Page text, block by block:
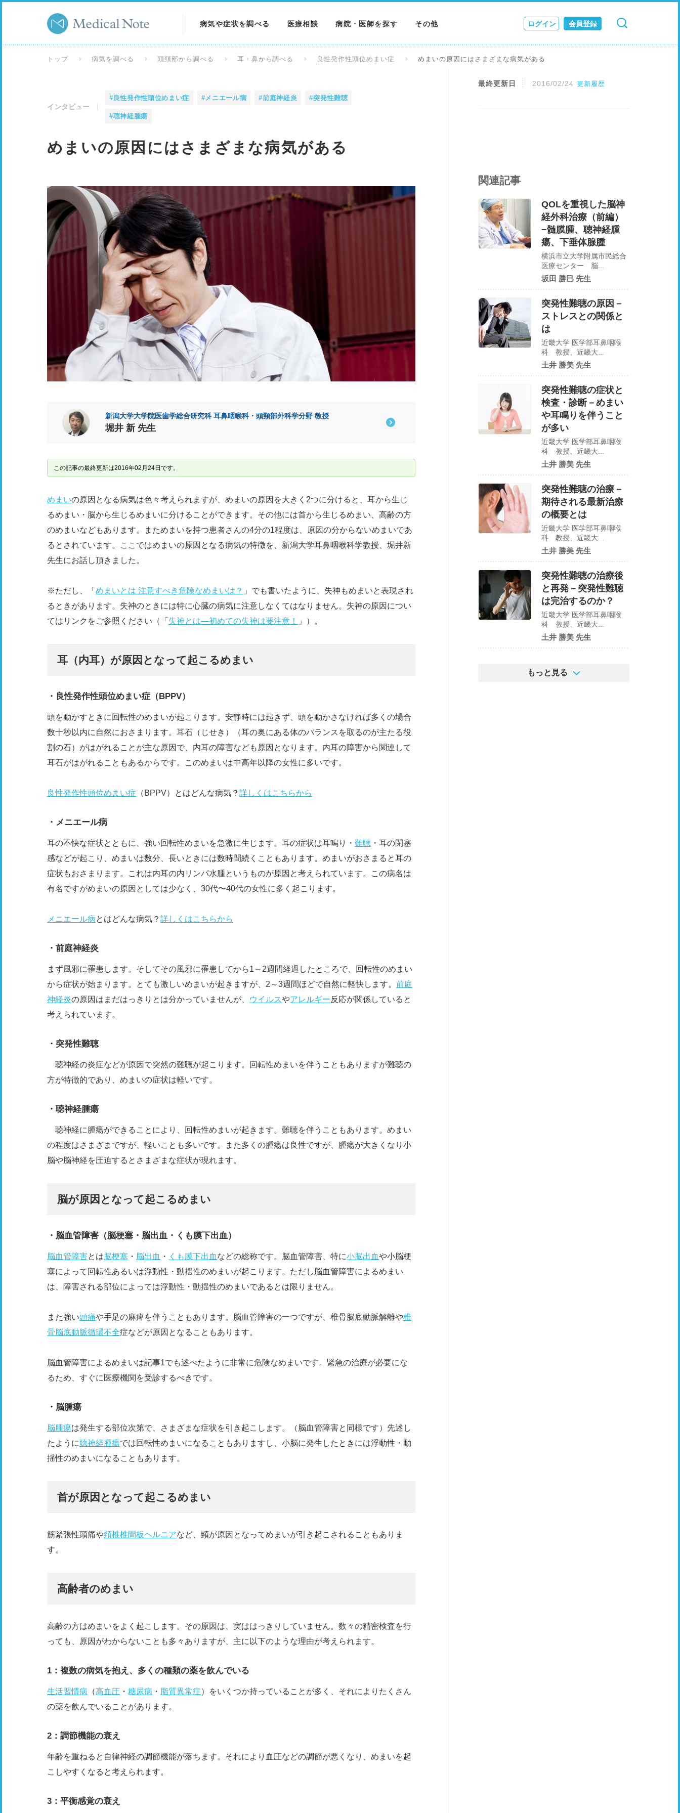
病気や症状を調べる
検査を調べる
医療相談 病院・医師を探す その他 ログイン 会員登録
検索 キャンセル
トップ 病気を調べる 頭頚部から調べる 耳・鼻から調べる 良性発作性頭位めまい症 めまいの原因にはさまざまな病気がある
インタビュー
#良性発作性頭位めまい症 #メニエール病 #前庭神経炎 #突発性難聴
#聴神経腫瘍
めまいの原因にはさまざまな病気がある
新潟大学大学院医歯学総合研究科 耳鼻咽喉科・頭頸部外科学分野 教授
堀井 新 先生
この記事の最終更新は2016年02月24日です。
めまいの原因となる病気は色々考えられますが、めまいの原因を大きく2つに分けると、耳から生じ
るめまい・脳から生じるめまいに分けることができます。その他には首から生じるめまい、高齢の方
のめまいなどもあります。まためまいを持つ患者さんの4分の1程度は、原因の分からないめまいであ
るとされています。ここではめまいの原因となる病気の特徴を、新潟大学耳鼻咽喉科学教授、堀井新
先生にお話し頂きました。
※ただし、「 めまいとは 注意すべき危険なめまいは？ 」でも書いたように、失神もめまいと表現され
るときがあります。失神のときには特に心臓の病気に注意しなくてはなりません。失神の原因につい
てはリンクをご参照ください（「 失神とは―初めての失神は要注意！ 」）。
耳（内耳）が原因となって起こるめまい
・良性発作性頭位めまい症（BPPV）
頭を動かすときに回転性のめまいが起こります。安静時には起きず、頭を動かさなければ多くの場合
数十秒以内に自然におさまります。耳石（じせき）（耳の奥にある体のバランスを取るのが主たる役
割の石）がはがれることが主な原因で、内耳の障害なども原因となります。内耳の障害から関連して
耳石がはがれることもあるからです。このめまいは中高年以降の女性に多いです。
良性発作性頭位めまい症 （BPPV）とはどんな病気？ 詳しくはこちらから
・メニエール病
耳の不快な症状とともに、強い回転性めまいを急激に生じます。耳の症状は耳鳴り・ 難聴 ・耳の閉塞
感などが起こり、めまいは数分、長いときには数時間続くこともあります。めまいがおさまると耳の
症状もおさまります。これは内耳の内リンパ水腫というものが原因と考えられています。この病名は
有名ですがめまいの原因としては少なく、30代〜40代の女性に多く起こります。
メニエール病とはどんな病気？ 詳しくはこちらから
・前庭神経炎
まず風邪に罹患します。そしてその風邪に罹患してから1～2週間経過したところで、回転性のめまい
から症状が始まります。とても激しいめまいが起きますが、2～3週間ほどで自然に軽快します。 前庭
神経炎の原因はまだはっきりとは分かっていませんが、 ウイルスやアレルギー反応が関係していると
考えられています。
・突発性難聴
聴神経の炎症などが原因で突然の難聴が起こります。回転性めまいを伴うこともありますが難聴の
方が特徴的であり、めまいの症状は軽いです。
・聴神経腫瘍
聴神経に腫瘍ができることにより、回転性めまいが起きます。難聴を伴うこともあります。めまい
の程度はさまざまですが、軽いことも多いです。また多くの腫瘍は良性ですが、腫瘍が大きくなり小
脳や脳神経を圧迫するとさまざまな症状が現れます。
脳が原因となって起こるめまい
・脳血管障害（脳梗塞・脳出血・くも膜下出血）
脳血管障害とは 脳梗塞 ・ 脳出血 ・ くも膜下出血 などの総称です。脳血管障害、特に小脳出血や小脳梗
塞によって回転性あるいは浮動性・動揺性のめまいが起こります。ただし脳血管障害によるめまい
は、障害される部位によっては浮動性・動揺性のめまいであるとは限りません。
また強い頭痛や手足の麻痺を伴うこともあります。脳血管障害の一つですが、椎骨脳底動脈解離や椎
骨脳底動脈循環不全症などが原因となることもあります。
脳血管障害によるめまいは記事1でも述べたように非常に危険なめまいです。緊急の治療が必要にな
るため、すぐに医療機関を受診するべきです。
・脳腫瘍
脳腫瘍は発生する部位次第で、さまざまな症状を引き起こします。（脳血管障害と同様です）先述し
たように聴神経腫瘍では回転性めまいになることもありますし、小脳に発生したときには浮動性・動
揺性のめまいになることもあります。
首が原因となって起こるめまい
筋緊張性頭痛や頚椎椎間板ヘルニアなど、頸が原因となってめまいが引き起こされることもありま
す。
高齢者のめまい
高齢の方はめまいをよく起こします。その原因は、実ははっきりしていません。数々の精密検査を行
っても、原因がわからないことも多々ありますが、主に以下のような理由が考えられます。
1：複数の病気を抱え、多くの種類の薬を飲んでいる
生活習慣病 （高血圧 ・ 糖尿病 ・ 脂質異常症）をいくつか持っていることが多く、それによりたくさん
の薬を飲んでいることがあります。
2：調節機能の衰え
年齢を重ねると自律神経の調節機能が落ちます。それにより血圧などの調節が悪くなり、めまいを起
こしやすくなると考えられます。
3：平衡感覚の衰え
最終更新日 2016/02/24 更新履歴
関連記事
QOLを重視した脳神
経外科治療（前編）
−髄膜腫、聴神経腫
瘍、下垂体腺腫
横浜市立大学附属市民総合
医療センター 脳...
坂田 勝巳 先生
突発性難聴の原因－
ストレスとの関係と
は
近畿大学 医学部耳鼻咽喉
科 教授、近畿大...
土井 勝美 先生
突発性難聴の症状と
検査・診断－めまい
や耳鳴りを伴うこと
が多い
近畿大学 医学部耳鼻咽喉
科 教授、近畿大...
土井 勝美 先生
突発性難聴の治療－
期待される最新治療
の概要とは
近畿大学 医学部耳鼻咽喉
科 教授、近畿大...
土井 勝美 先生
突発性難聴の治療後
と再発－突発性難聴
は完治するのか？
近畿大学 医学部耳鼻咽喉
科 教授、近畿大...
土井 勝美 先生
もっと見る